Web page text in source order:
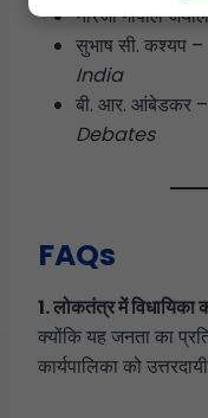
नीरजा गोपाल
सुभाष सी. कश्यप –
India
बी. आर. आंबेडकर –
Debates
FAQs
1. लोकतंत्र में विधायिका
क्योंकि यह जनता का
कार्यपालिका को